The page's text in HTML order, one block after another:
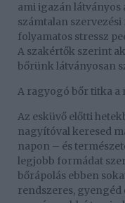
ami igazán látványos
számtalan szervezési
folyamatos stressz
A szakértők szerint
bőrünk látványosan
A ragyogó bőr titka a
Az esküvő előtti
nagyítóval keresed
napon – és
legjobb formádat
bőrápolás ebben
rendszeres,